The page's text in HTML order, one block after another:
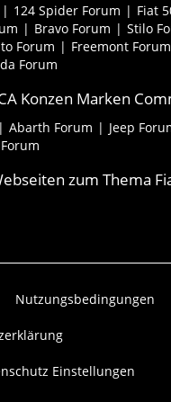
124 Spider Forum
Fiat
Bravo Forum
Stilo
Forum
Freemont Forum
Forum
Konzen Marken
Abarth Forum Jeep
zum Thema
Nutzungsbedingungen
Einstellungen